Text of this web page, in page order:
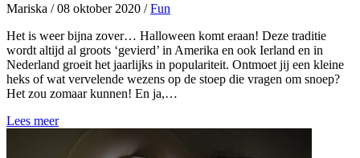
Mariska /08 oktober 2020 / Fun
Het is weer bijna zover… Halloween komt eraan! Deze traditie
wordt altijd al groots ‘gevierd’ in Amerika en ook Ierland en in
Nederland groeit het jaarlijks in populariteit. Ontmoet jij een kleine
heks of wat vervelende wezens op de stoep die vragen om snoep?
Het zou zomaar kunnen! En ja,…
Lees meer